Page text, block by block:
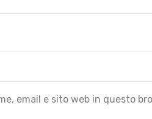
email e sito web in questo